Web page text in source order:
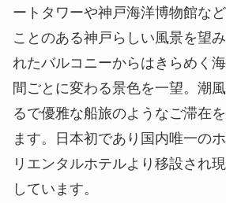
ートタワーや神戸海洋博物館な
ことのある神戸らしい風景を望
れたバルコニーからはきらめく
間ごとに変わる景色を一望。潮
るで優雅な船旅のようなご滞在
ます。日本初であり国内唯一の
リエンタルホテルより移設され
しています。